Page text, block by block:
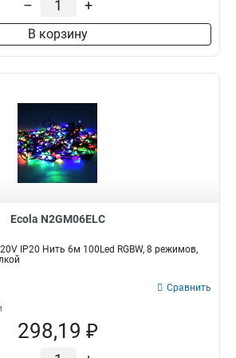
– +
В корзину
Ecola N2GM06ELC
IP20 Нить 6м 100Led RGBW, 8 режимов,
Сравнить
298,19 ₽